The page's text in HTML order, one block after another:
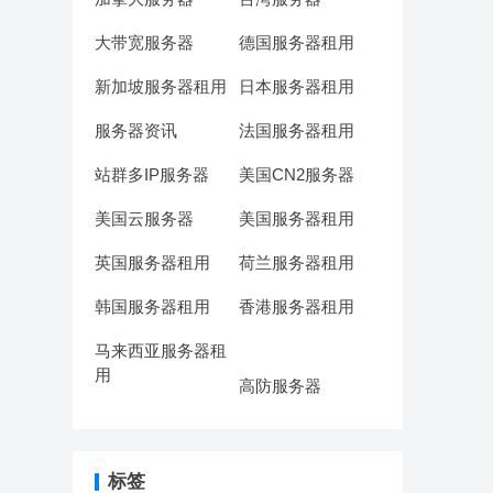
大带宽服务器 德国服务器租用
新加坡服务器租用 日本服务器租用
服务器资讯 法国服务器租用
站群多IP服务器 美国CN2服务器
美国云服务器 美国服务器租用
英国服务器租用 荷兰服务器租用
韩国服务器租用 香港服务器租用
马来西亚服务器租
用
高防服务器
标签